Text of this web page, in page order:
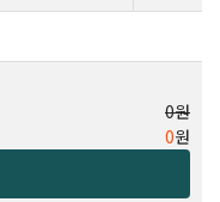
0원
0원